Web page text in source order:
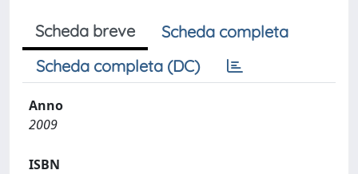
Scheda breve
Scheda completa
Scheda completa (DC)
Anno
2009
ISBN